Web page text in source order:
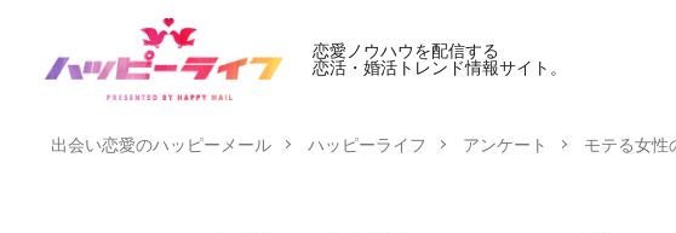
恋愛ノウハウを配信する
恋活・婚活トレンド情報サイト。
出会い恋愛のハッピーメール ハッピーライフ アンケート モテる女性